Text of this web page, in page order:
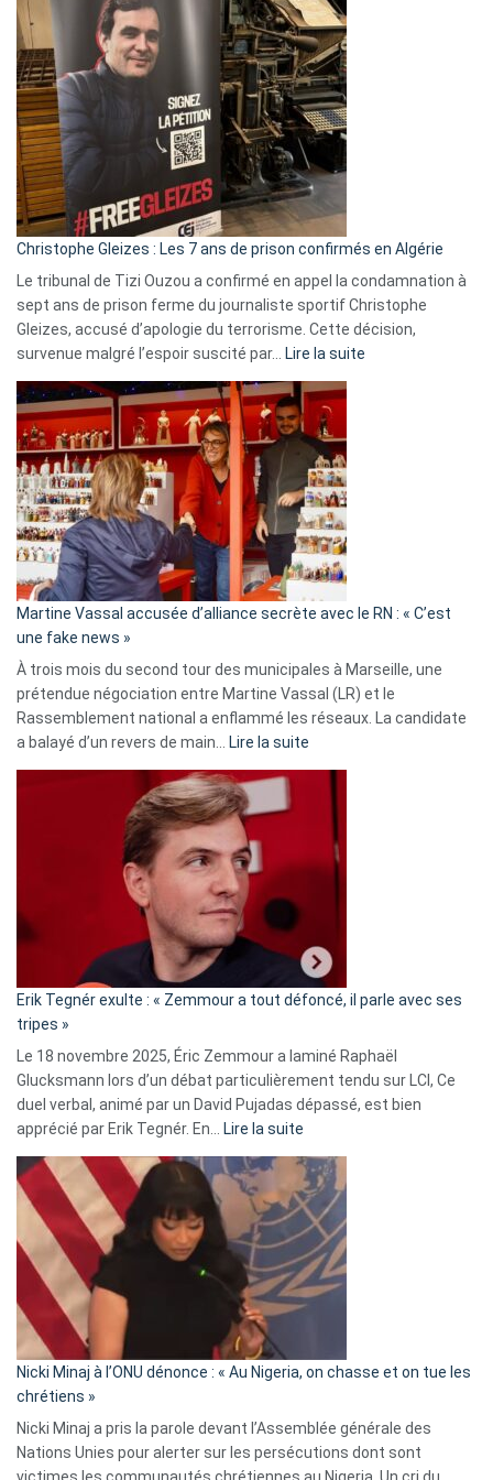
Bas,
Espagne,
Irlande
et
Slovénie
rejettent
la
présence
d’Israël
Christophe Gleizes : Les 7 ans de prison confirmés en Algérie
Le tribunal de Tizi Ouzou a confirmé en appel la condamnation à
sept ans de prison ferme du journaliste sportif Christophe
Gleizes, accusé d’apologie du terrorisme. Cette décision,
survenue malgré l’espoir suscité par…
Lire la suite
Algérie
Martine Vassal accusée d’alliance secrète avec le RN : « C’est
une fake news »
À trois mois du second tour des municipales à Marseille, une
prétendue négociation entre Martine Vassal (LR) et le
Rassemblement national a enflammé les réseaux. La candidate
a balayé d’un revers de main…
Lire la suite
d’alliance
secrète
«
C’est
fake
news
»
Erik Tegnér exulte : « Zemmour a tout défoncé, il parle avec ses
tripes »
Le 18 novembre 2025, Éric Zemmour a laminé Raphaël
Glucksmann lors d’un débat particulièrement tendu sur LCI, Ce
duel verbal, animé par un David Pujadas dépassé, est bien
apprécié par Erik Tegnér. En…
Lire la suite
Tegnér
exulte
« Zemmour
a
tout
parle
ses
tripes »
Nicki Minaj à l’ONU dénonce : « Au Nigeria, on chasse et on tue les
chrétiens »
Nicki Minaj a pris la parole devant l’Assemblée générale des
Nations Unies pour alerter sur les persécutions dont sont